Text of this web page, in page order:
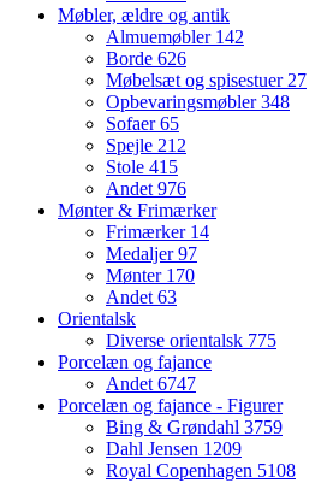
Møbler, ældre og antik
Almuemøbler 142
Borde 626
Møbelsæt og spisestuer27
Opbevaringsmøbler348
Sofaer65
Spejle 212
Stole 415
Andet976
Mønter & Frimærker
Frimærker 14
Medaljer97
Mønter 170
Andet63
Orientalsk
Diverse orientalsk 775
Porcelæn og fajance
Andet6747
Porcelæn og fajance - Figurer
Bing & Grøndahl 3759
Dahl Jensen 1209
Royal Copenhagen 5108